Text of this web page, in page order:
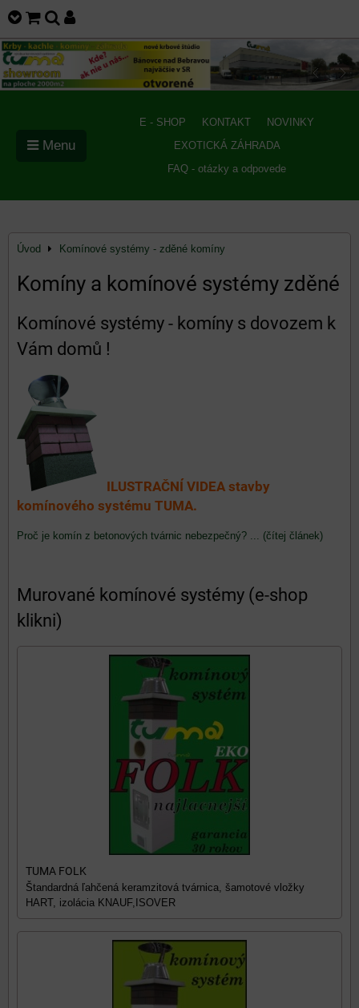
E - SHOP KONTAKT
NOVINKY
EXOTICKÁ ZÁHRADA
FAQ - otázky a odpovede
Menu
Úvod Komínové systémy - zděné komíny
Komíny a komínové systémy zděné
Komínové systémy - komíny s dovozem k
Vám domů !
ILUSTRAČNÍ VIDEA stavby
komínového systému TUMA.
Proč je komín z betonových tvárnic nebezpečný? ... (čítej článek)
Murované komínové systémy (e-shop
klikni)
TUMA FOLK
Štandardná ľahčená keramzitová tvárnica, šamotové vložky
HART, izolácia KNAUF,ISOVER